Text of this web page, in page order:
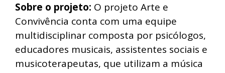
Sobre o projeto: O projeto Arte e
Convivência conta com uma equipe
multidisciplinar composta por psicólogos,
educadores musicais, assistentes sociais e
musicoterapeutas, que utilizam a música